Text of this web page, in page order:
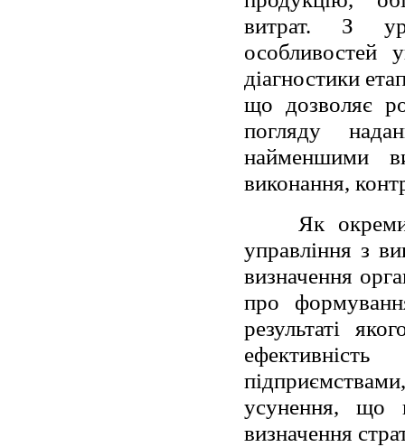
витрат. З
особливостей
діагностики
що дозволяє
погляду
найменшими
виконання,
Як
управління з
визначення
про
результаті
усунення, що
визначення